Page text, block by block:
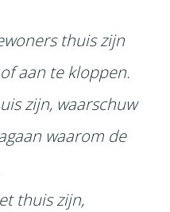
thuis zijn
aan te kloppen.
zijn, waarschuw
waarom de
thuis zijn,